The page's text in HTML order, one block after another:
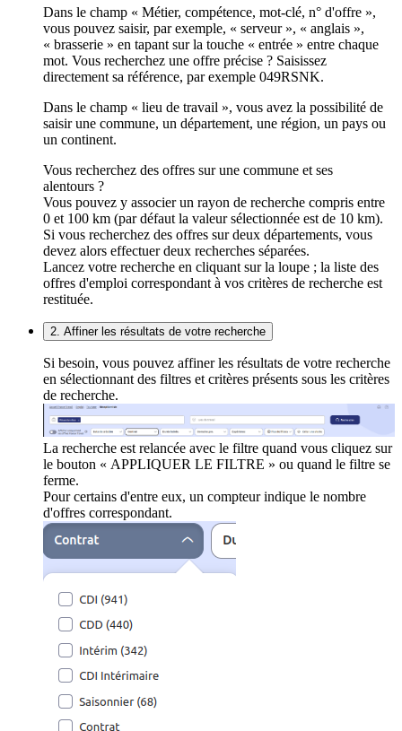
Dans le champ « Métier, compétence, mot-clé, n° d'offre »,
vous pouvez saisir, par exemple, « serveur », « anglais »,
« brasserie » en tapant sur la touche « entrée » entre chaque
mot. Vous recherchez une offre précise ? Saisissez
directement sa référence, par exemple 049RSNK.
Dans le champ « lieu de travail », vous avez la possibilité de
saisir une commune, un département, une région, un pays ou
un continent.
Vous recherchez des offres sur une commune et ses
alentours ?
Vous pouvez y associer un rayon de recherche compris entre
0 et 100 km (par défaut la valeur sélectionnée est de 10 km).
Si vous recherchez des offres sur deux départements, vous
devez alors effectuer deux recherches séparées.
Lancez votre recherche en cliquant sur la loupe ; la liste des
offres d'emploi correspondant à vos critères de recherche est
restituée.
2. Affiner les résultats de votre recherche
Si besoin, vous pouvez affiner les résultats de votre recherche
en sélectionnant des filtres et critères présents sous les critères
de recherche.
La recherche est relancée avec le filtre quand vous cliquez sur
le bouton « APPLIQUER LE FILTRE » ou quand le filtre se
ferme.
Pour certains d'entre eux, un compteur indique le nombre
d'offres correspondant.